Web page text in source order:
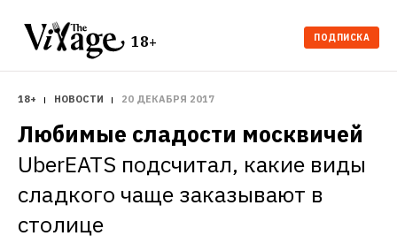
18+ ПОДПИСКА
18+ НОВОСТИ 20 ДЕКАБРЯ 2017
UberEATS подсчитал, какие виды
сладкого чаще заказывают в
столице